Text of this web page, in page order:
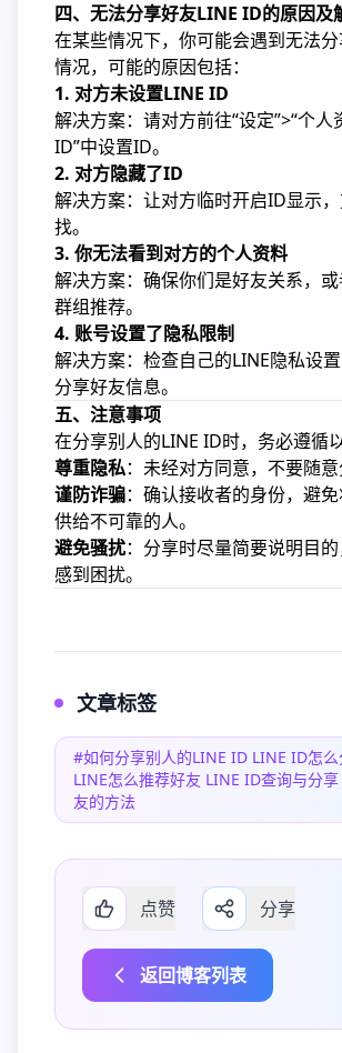
四、无法分享好友LINE ID的原因及
在某些情况下，你可能会遇到无法
情况，可能的原因包括：
1. 对方未设置LINE ID
解决方案：请对方前往“设定”>“个人
ID”中设置ID。
2. 对方隐藏了ID
解决方案：让对方临时开启ID显示
找。
3. 你无法看到对方的个人资料
解决方案：确保你们是好友关系，
群组推荐。
4. 账号设置了隐私限制
解决方案：检查自己的LINE隐私设
分享好友信息。
五、注意事项
在分享别人的LINE ID时，务必遵循
尊重隐私：未经对方同意，不要随意
谨防诈骗：确认接收者的身份，避
供给不可靠的人。
避免骚扰：分享时尽量简要说明目
感到困扰。
文章标签
#如何分享别人的LINE ID LINE ID怎
LINE怎么推荐好友 LINE ID查询与分
友的方法
点赞 分享
返回博客列表